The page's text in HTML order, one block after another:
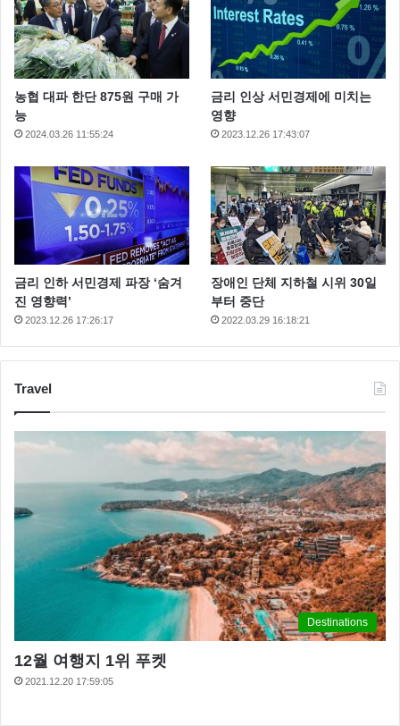
농협 대파 한단 875원 구매 가
능
2024.03.26 11:55:24
금리 인상 서민경제에 미치는
영향
2023.12.26 17:43:07
금리 인하 서민경제 파장 ‘숨겨
진 영향력’
2023.12.26 17:26:17
장애인 단체 지하철 시위 30일
부터 중단
2022.03.29 16:18:21
Travel
Destinations
12월 여행지 1위 푸켓
2021.12.20 17:59:05